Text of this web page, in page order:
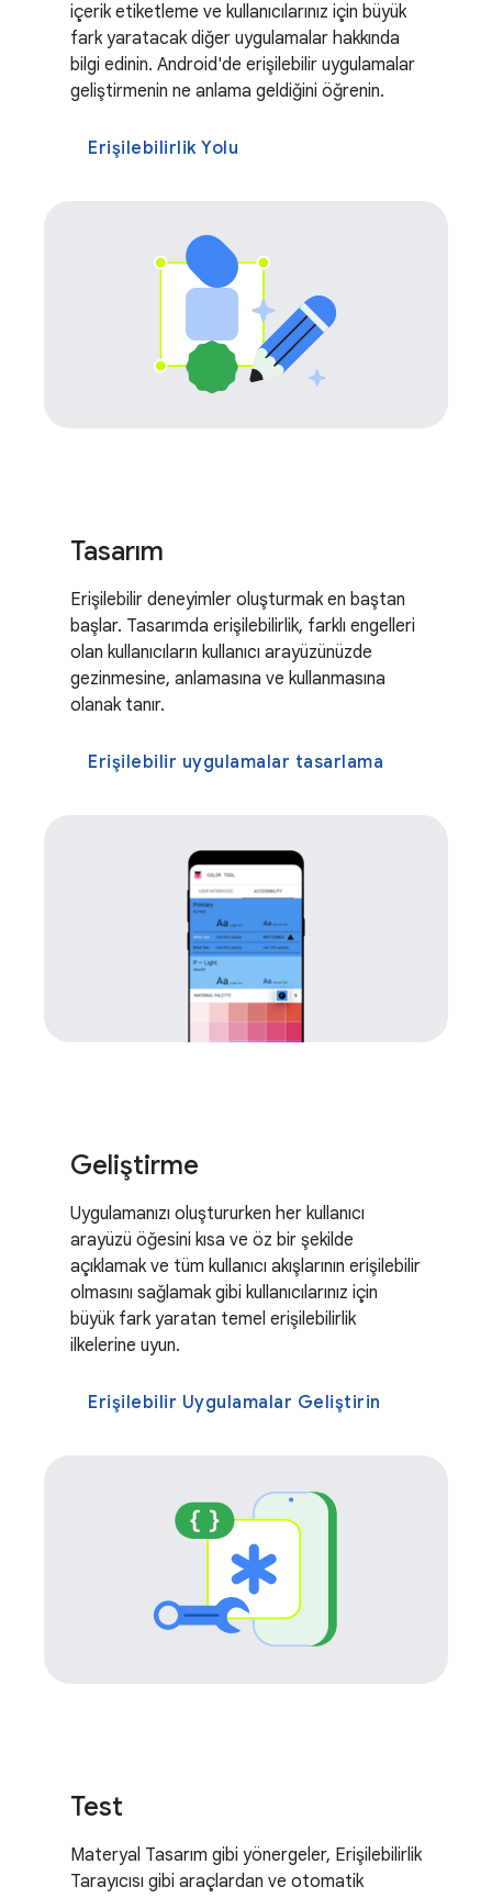
içerik etiketleme ve kullanıcılarınız için büyük
fark yaratacak diğer uygulamalar hakkında
bilgi edinin. Android'de erişilebilir uygulamalar
geliştirmenin ne anlama geldiğini öğrenin.
Erişilebilirlik Yolu
Tasarım
Erişilebilir deneyimler oluşturmak en baştan
başlar. Tasarımda erişilebilirlik, farklı engelleri
olan kullanıcıların kullanıcı arayüzünüzde
gezinmesine, anlamasına ve kullanmasına
olanak tanır.
Erişilebilir uygulamalar tasarlama
Geliştirme
Uygulamanızı oluştururken her kullanıcı
arayüzü öğesini kısa ve öz bir şekilde
açıklamak ve tüm kullanıcı akışlarının erişilebilir
olmasını sağlamak gibi kullanıcılarınız için
büyük fark yaratan temel erişilebilirlik
ilkelerine uyun.
Erişilebilir Uygulamalar Geliştirin
Test
Materyal Tasarım gibi yönergeler, Erişilebilirlik
Tarayıcısı gibi araçlardan ve otomatik